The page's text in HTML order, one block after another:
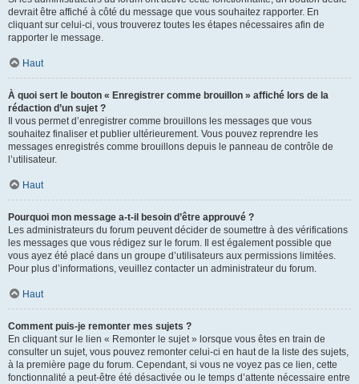
devrait être affiché à côté du message que vous souhaitez rapporter. En
cliquant sur celui-ci, vous trouverez toutes les étapes nécessaires afin de
rapporter le message.
Haut
À quoi sert le bouton « Enregistrer comme brouillon » affiché lors de la
rédaction d’un sujet ?
Il vous permet d’enregistrer comme brouillons les messages que vous
souhaitez finaliser et publier ultérieurement. Vous pouvez reprendre les
messages enregistrés comme brouillons depuis le panneau de contrôle de
l’utilisateur.
Haut
Pourquoi mon message a-t-il besoin d’être approuvé ?
Les administrateurs du forum peuvent décider de soumettre à des vérifications
les messages que vous rédigez sur le forum. Il est également possible que
vous ayez été placé dans un groupe d’utilisateurs aux permissions limitées.
Pour plus d’informations, veuillez contacter un administrateur du forum.
Haut
Comment puis-je remonter mes sujets ?
En cliquant sur le lien « Remonter le sujet » lorsque vous êtes en train de
consulter un sujet, vous pouvez remonter celui-ci en haut de la liste des sujets,
à la première page du forum. Cependant, si vous ne voyez pas ce lien, cette
fonctionnalité a peut-être été désactivée ou le temps d’attente nécessaire entre